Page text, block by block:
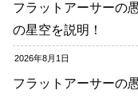
フラットアーサーの
の星空を説明！
2026年8月1日
フラットアーサーの